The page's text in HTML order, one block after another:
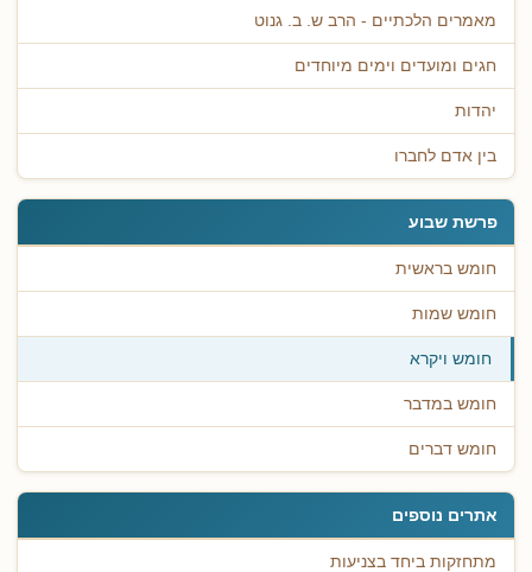
מאמרים הלכתיים - הרב ש. ב. גנוט
חגים ומועדים וימים מיוחדים
יהדות
בין אדם לחברו
פרשת שבוע
חומש בראשית
חומש שמות
חומש ויקרא
חומש במדבר
חומש דברים
אתרים נוספים
מתחזקות ביחד בצניעות